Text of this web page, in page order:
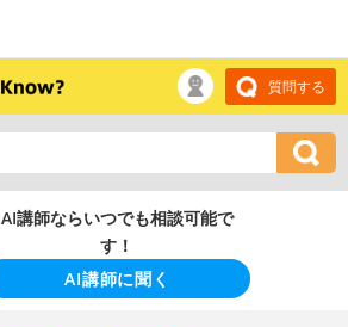
質問する
AI講師ならいつでも相談可能で
す！
AI講師に聞く